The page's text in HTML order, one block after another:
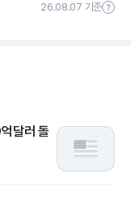
26.08.07 기준
달러 돌